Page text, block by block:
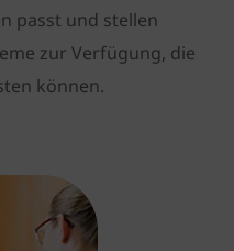
passt und stellen
zur Verfügung, die
können.